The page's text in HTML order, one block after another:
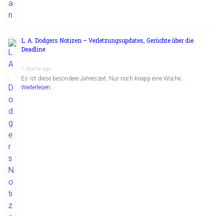
L. A. Dodgers Notizen – Verletzungsupdates, Gerüchte über die
Deadline
1 Woche ago
Es ist diese besondere Jahreszeit. Nur noch knapp eine Woche …
Weiterlesen...